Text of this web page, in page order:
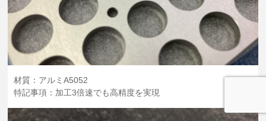
材質：アルミA5052
特記事項：加工3倍速でも高精度を実現